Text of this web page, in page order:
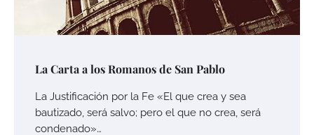
La Carta a los Romanos de San Pablo
La Justificación por la Fe «El que crea y sea
bautizado, será salvo; pero el que no crea, será
condenado»…